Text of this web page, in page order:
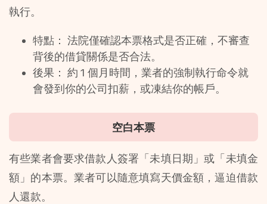
執行。
特點： 法院僅確認本票格式是否正確，不審查
背後的借貸關係是否合法。
後果： 約 1 個月時間，業者的強制執行命令就
會發到你的公司扣薪，或凍結你的帳戶。
空白本票
有些業者會要求借款人簽署「未填日期」或「未填金
額」的本票。業者可以隨意填寫天價金額，逼迫借款
人還款。